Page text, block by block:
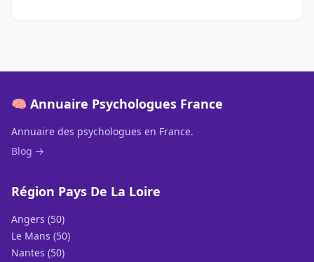
🧠 Annuaire Psychologues France
Annuaire des psychologues en France.
Blog →
Région Pays De La Loire
Angers (50)
Le Mans (50)
Nantes (50)